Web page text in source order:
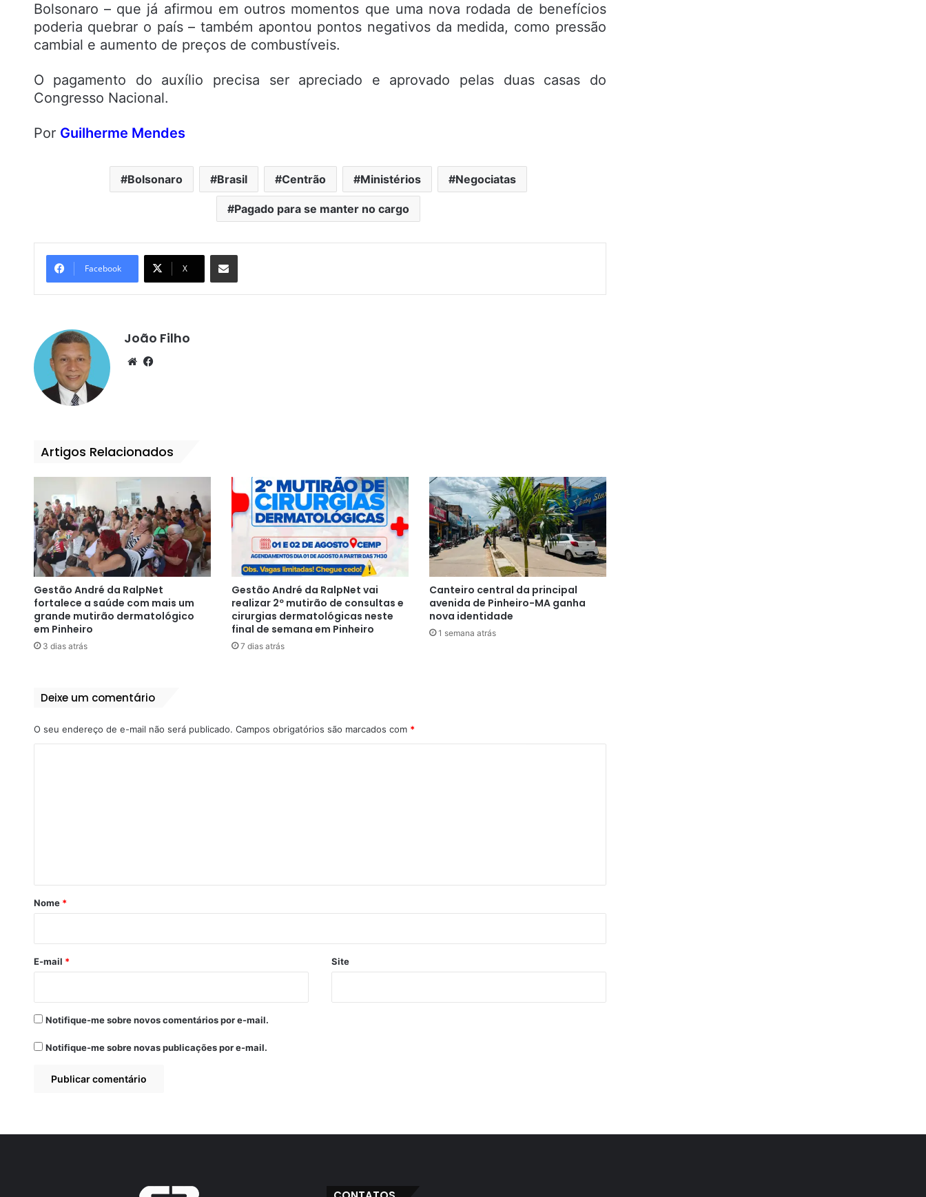
Bolsonaro – que já afirmou em outros momentos que uma nova rodada de benefícios
poderia quebrar o país – também apontou pontos negativos da medida, como pressão
cambial e aumento de preços de combustíveis.
O pagamento do auxílio precisa ser apreciado e aprovado pelas duas casas do
Congresso Nacional.
Por Guilherme Mendes
Bolsonaro Brasil Centrão Ministérios Negociatas
Pagado para se manter no cargo
Facebook X
Compartilhar por e-mail
João Filho
We
Artigos Relacionados
Gestão André da RalpNet
fortalece a saúde com mais um
grande mutirão dermatológico
em Pinheiro
3 dias atrás
Gestão André da RalpNet vai
realizar 2º mutirão de consultas e
cirurgias dermatológicas neste
final de semana em Pinheiro
7 dias atrás
Canteiro central da principal
avenida de Pinheiro-MA ganha
nova identidade
1 semana atrás
Deixe um comentário
O seu endereço de e-mail não será publicado. Campos obrigatórios são marcados com *
r
*
Nome *
E-mail * Site
Notifique-me sobre novos comentários por e-mail.
Notifique-me sobre novas publicações por e-mail.